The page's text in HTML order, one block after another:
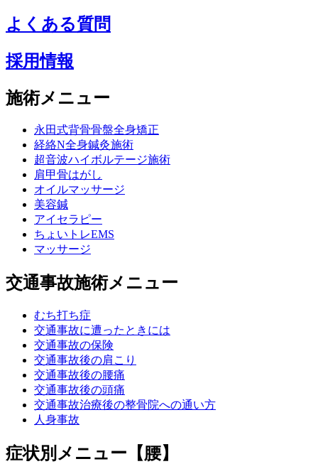
よくある質問
採用情報
施術メニュー
永田式背骨骨盤全身矯正
経絡N全身鍼灸施術
超音波ハイボルテージ施術
肩甲骨はがし
オイルマッサージ
美容鍼
アイセラピー
ちょいトレEMS
マッサージ
交通事故施術メニュー
むち打ち症
交通事故に遭ったときには
交通事故の保険
交通事故後の肩こり
交通事故後の腰痛
交通事故後の頭痛
交通事故治療後の整骨院への通い方
人身事故
症状別メニュー【腰】